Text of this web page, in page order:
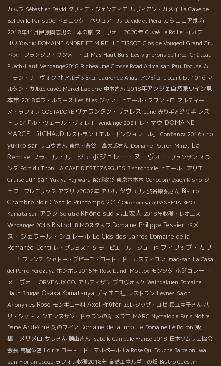
カムラ Sébastien David ダヴィデ・ジェンティエ ルヴィアン・ガメイ La Cave de
Belleville Paris20e ドミニック・べリュアール Davide et Piera カタロニア地方
2018年11月伊藤與志男の日本の旅 ヌーヴォー 2020年 Cuveé Le Rollier イオデ
ITO Yoshio DOMAINE ANDRE ET MIREILLE TISSOT Clos de Vougeot Grand Cru
ドヌ・フランソワ・サンメー・ロ Mas Haut Buis Les vignerons de l'iréel Château
Puech-Haut Vendange2018 Richeaume Crosse Road Arima san Paul Bocuse ム
ーラン・ナ・ヴォン 北アルデッシュ Laurence Alias アンジュ L'écart lot 1016 マ
ルタン・カルム cuvée Marcel Lapierre 中本さん 2018年アンジェ自然派ワイン見
本市 2018年ラ・ルミーズ Les filles ジャン・ピエール・クワントロ マルティー
ヌ・ラフォレ COSTADORE ヴァランタン・ヴァレス Lune 売り手と造り手 レス
トラン「ル・ヴェール・ヴォレ」
vendange 2021 レ・マウ DOMAINE
MARCEL RICHAUD レストラン「エル・ギンジョレール」 Confianza 2016 cho
yukiko san リョウさん 東京・渋谷・高太郎さん Domaine Potron Minet La
Remise フラール・ルージュ ボジョレー・ヌーヴォー ヴァンサン オラ
ンダ Port du Thon LA CAVE D’ESTEZARGUES Bistronomie ピエール・アリエ
Cruise Jun san Yukiya Fujiwara 侘び寂び 東京六本木 Oenoconnexion Kisho シ
ェフ フレデリック アブリウ2002年 アルル タヴェル 渋谷康弘さん Bistro
Chambre Noir C'est le Printemps 2017 Okonomiyaki PASEMIA BMO
Kamata san アラン Solutré Rhône sud 丸山宏人 2018年収穫・レオニス
Vendanges 2016 Bistrot ＢＭОスタッフ Domaine Philippe Tessier ドメー
ヌ・ジェラール・シュレール Le Clos des Jarres Domaine de la
Romanée-Conti レ・プレミス１６ ラ・ピエール・ショード フィリップ・カリ
ーユ フレンチ シャトー・プピーユ・コート・ド・カスティヨン Imao-san La Casa
del Perro Yorozuya ポンポワ2015年 Rosé Lundi Mottox モンタダ ボジョレー ・
ヌーヴォー ORVEAUX CO. アルティザン プロヴォッケ Waingakuen Domaine
Haut Brugas Osaka Komatsuya ディオニ社 レストラン Leynes Salon
Anonymes Rose モンギュー村 Axel Prϋfer ムレシップ・ロゼ 長ユキ子さん パ
リ・シャトレ シモンヌサン・ドゥランの母 メラニ MARC Nyctalopie Paris Notre
Dame Ardèche 剣のワイン Domaine de la lunotte Domaine Le Boiron 飯田
橋 メリメロ サラさん 勝山さん Isabelle Canicule France 2018 日本ソムリエ協会
会長 萬屋酒店 Loirre コート・ド・マルペール La Rose Qui Touche Barcelon Iwai
san Florian Looze ラフォレ収穫2018年 自然エネルギーの畑 Bistro Célestin